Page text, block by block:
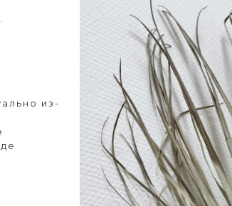
из-